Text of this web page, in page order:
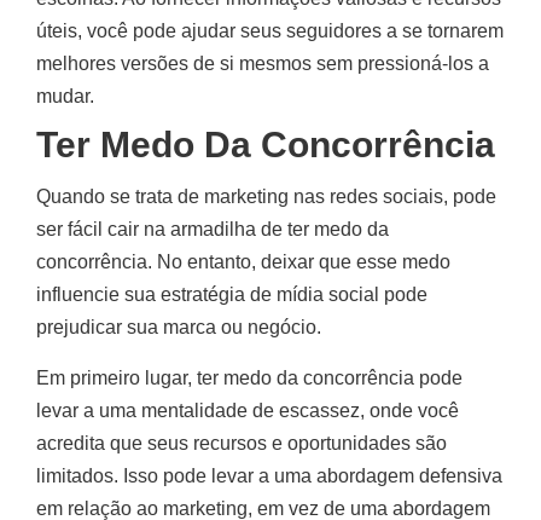
úteis, você pode ajudar seus seguidores a se tornarem
melhores versões de si mesmos sem pressioná-los a
mudar.
Ter Medo Da Concorrência
Quando se trata de marketing nas redes sociais, pode
ser fácil cair na armadilha de ter medo da
concorrência. No entanto, deixar que esse medo
influencie sua estratégia de mídia social pode
prejudicar sua marca ou negócio.
Em primeiro lugar, ter medo da concorrência pode
levar a uma mentalidade de escassez, onde você
acredita que seus recursos e oportunidades são
limitados. Isso pode levar a uma abordagem defensiva
em relação ao marketing, em vez de uma abordagem